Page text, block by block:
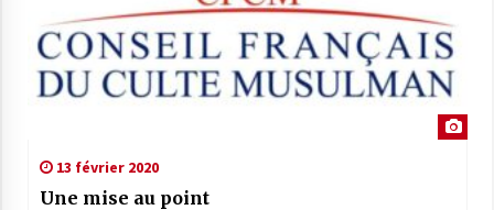
13 février 2020
Une mise au point